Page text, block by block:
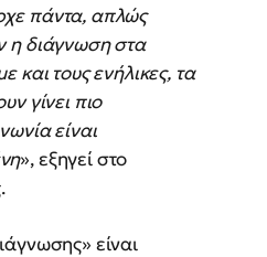
πάντα, απλώς
η διάγνωση στα
και τους ενήλικες, τα
γίνει πιο
είναι
», εξηγεί στο
είναι